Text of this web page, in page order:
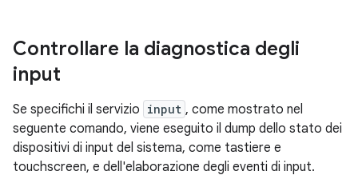
Controllare la diagnostica degli
input
Se specifichi il servizio input , come mostrato nel
seguente comando, viene eseguito il dump dello stato dei
dispositivi di input del sistema, come tastiere e
touchscreen, e dell'elaborazione degli eventi di input.